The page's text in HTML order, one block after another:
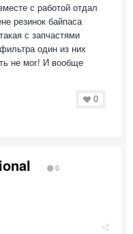
с работой отдал
резинок байпаса
с запчастями
один из них
не мог! И вообще
0
0